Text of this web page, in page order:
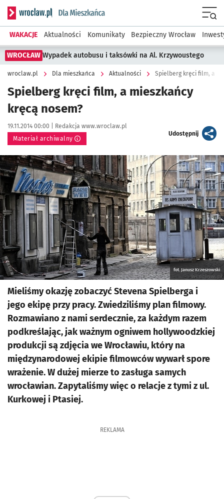
Serwis informacyjny wroclaw.pl podserwis: Dla mieszkańca
WAKACJE Aktualności Komunikaty Bezpieczny Wrocław
WROCŁAW Wypadek autobusu i taksówki na Al. Krzywoustego
wroclaw.pl Dla mieszkańca Aktualności Spielberg kręci film, a
Spielberg kręci film, a mieszkańcy
kręcą nosem?
Data publikacji:
19.11.2014 00:00 | Autor:
Redakcja www.wroclaw.pl
Materiał archiwalny
Udostępnijartykuł
Kliknij, aby powiększyć
fot. Janusz Krzeszowski
Mieliśmy okazję zobaczyć Stevena Spielberga i
jego ekipę przy pracy. Zwiedziliśmy plan filmowy.
Rozmawiano z nami serdecznie, za każdym razem
podkreślając, jak ważnym ogniwem hollywoodzkiej
produkcji są zdjęcia we Wrocławiu, który na
międzynarodowej ekipie filmowców wywarł spore
wrażenie. W dużej mierze to zasługa samych
wrocławian. Zapytaliśmy więc o relacje z tymi z ul.
Kurkowej i Ptasiej.
REKLAMA